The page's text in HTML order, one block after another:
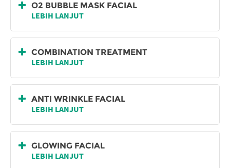
O2 BUBBLE MASK FACIAL
LEBIH LANJUT
COMBINATION TREATMENT
LEBIH LANJUT
ANTI WRINKLE FACIAL
LEBIH LANJUT
GLOWING FACIAL
LEBIH LANJUT